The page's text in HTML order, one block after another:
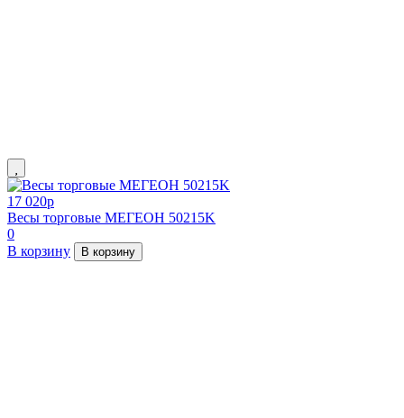
17 020p
Весы торговые МЕГЕОН 50215K
0
В корзину
В корзину